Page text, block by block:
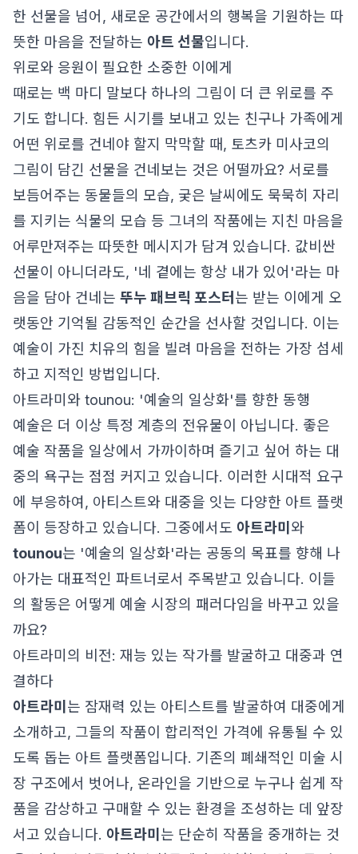
한 선물을 넘어, 새로운 공간에서의 행복을 기원하는 따
뜻한 마음을 전달하는 아트 선물입니다.
위로와 응원이 필요한 소중한 이에게
때로는 백 마디 말보다 하나의 그림이 더 큰 위로를 주
기도 합니다. 힘든 시기를 보내고 있는 친구나 가족에게
어떤 위로를 건네야 할지 막막할 때, 토츠카 미사코의
그림이 담긴 선물을 건네보는 것은 어떨까요? 서로를
보듬어주는 동물들의 모습, 궂은 날씨에도 묵묵히 자리
를 지키는 식물의 모습 등 그녀의 작품에는 지친 마음을
어루만져주는 따뜻한 메시지가 담겨 있습니다. 값비싼
선물이 아니더라도, '네 곁에는 항상 내가 있어'라는 마
음을 담아 건네는 뚜누 패브릭 포스터 는 받는 이에게 오
랫동안 기억될 감동적인 순간을 선사할 것입니다. 이는
예술이 가진 치유의 힘을 빌려 마음을 전하는 가장 섬세
하고 지적인 방법입니다.
아트라미와 tounou: '예술의 일상화'를 향한 동행
예술은 더 이상 특정 계층의 전유물이 아닙니다. 좋은
예술 작품을 일상에서 가까이하며 즐기고 싶어 하는 대
중의 욕구는 점점 커지고 있습니다. 이러한 시대적 요구
에 부응하여, 아티스트와 대중을 잇는 다양한 아트 플랫
폼이 등장하고 있습니다. 그중에서도 아트라미 와
tounou는 '예술의 일상화'라는 공동의 목표를 향해 나
아가는 대표적인 파트너로서 주목받고 있습니다. 이들
의 활동은 어떻게 예술 시장의 패러다임을 바꾸고 있을
까요?
아트라미의 비전: 재능 있는 작가를 발굴하고 대중과 연
결하다
아트라미 는 잠재력 있는 아티스트를 발굴하여 대중에게
소개하고, 그들의 작품이 합리적인 가격에 유통될 수 있
도록 돕는 아트 플랫폼입니다. 기존의 폐쇄적인 미술 시
장 구조에서 벗어나, 온라인을 기반으로 누구나 쉽게 작
품을 감상하고 구매할 수 있는 환경을 조성하는 데 앞장
서고 있습니다. 아트라미 는 단순히 작품을 중개하는 것